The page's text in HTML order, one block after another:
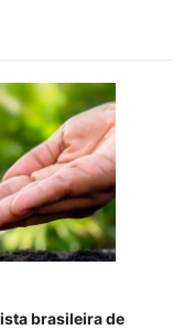
brasileira de